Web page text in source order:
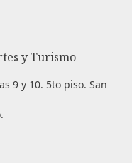
y Turismo
9 y 10. 5to piso. San